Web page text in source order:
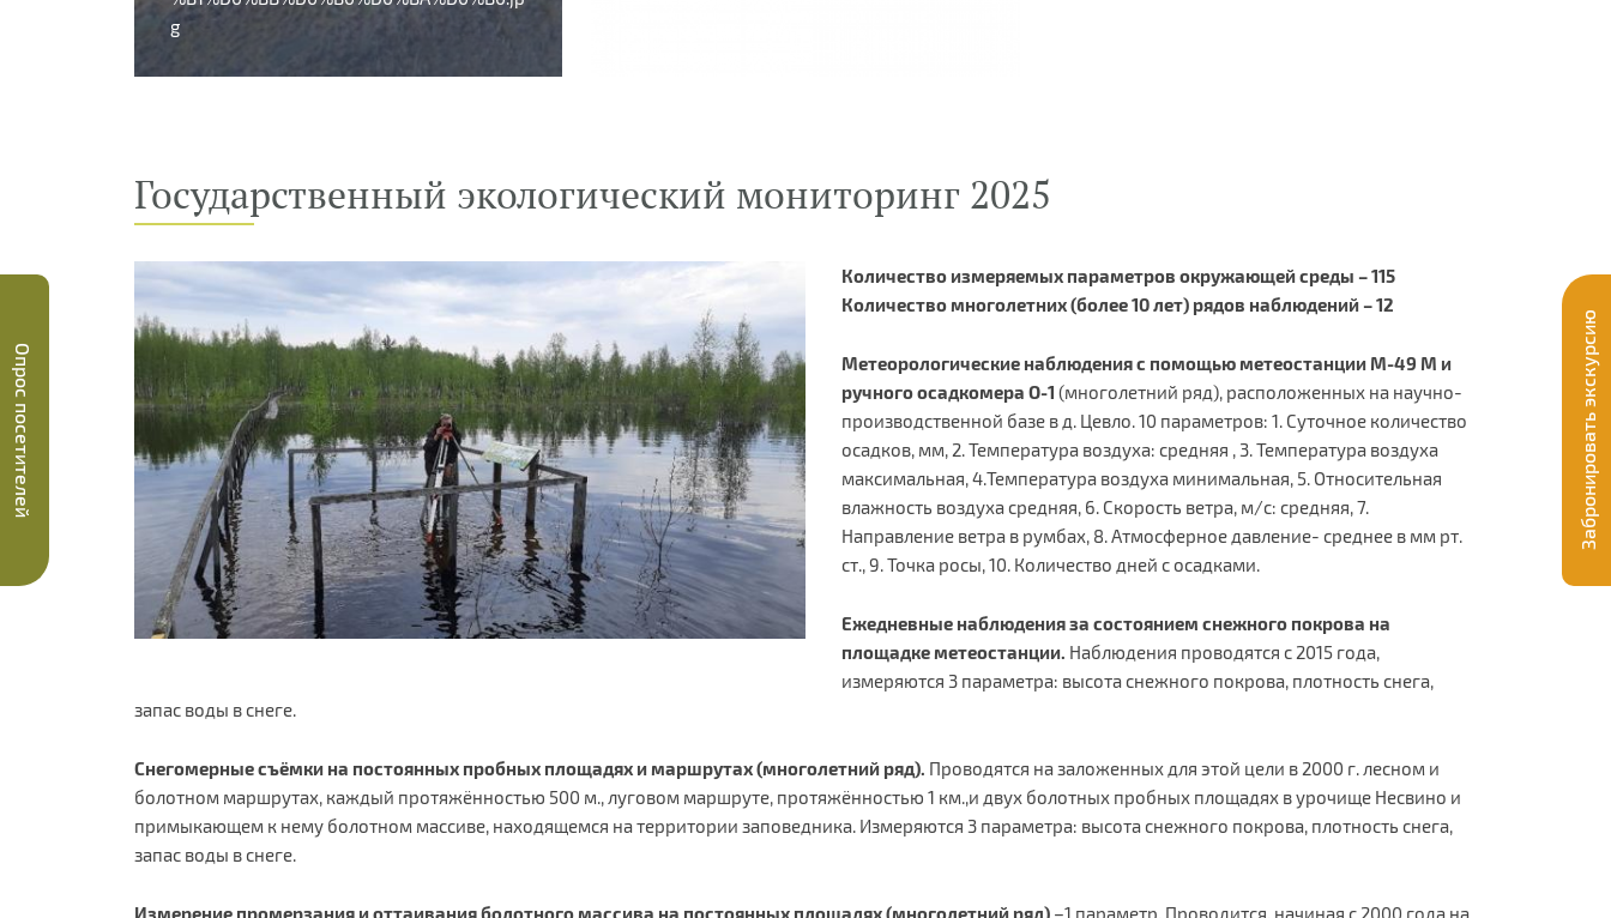
g
Государственный экологический мониторинг 2025
Количество измеряемых параметров окружающей среды – 115
Количество многолетних (более 10 лет) рядов наблюдений – 12
Метеорологические наблюдения с помощью метеостанции М-49 М и
ручного осадкомера О-1 (многолетний ряд), расположенных на научно-
производственной базе в д. Цевло. 10 параметров: 1. Суточное количество
осадков, мм, 2. Температура воздуха: средняя , 3. Температура воздуха
максимальная, 4.Температура воздуха минимальная, 5. Относительная
влажность воздуха средняя, 6. Скорость ветра, м/с: средняя, 7.
Направление ветра в румбах, 8. Атмосферное давление- среднее в мм рт.
ст., 9. Точка росы, 10. Количество дней с осадками.
Ежедневные наблюдения за состоянием снежного покрова на
площадке метеостанции. Наблюдения проводятся с 2015 года,
измеряются 3 параметра: высота снежного покрова, плотность снега,
запас воды в снеге.
Снегомерные съёмки на постоянных пробных площадях и маршрутах (многолетний ряд). Проводятся на заложенных для этой цели в 2000 г. лесном и
болотном маршрутах, каждый протяжённостью 500 м., луговом маршруте, протяжённостью 1 км.,и двух болотных пробных площадях в урочище Несвино и
примыкающем к нему болотном массиве, находящемся на территории заповедника. Измеряются 3 параметра: высота снежного покрова, плотность снега,
запас воды в снеге.
Измерение промерзания и оттаивания болотного массива на постоянных площадях (многолетний ряд) –1 параметр. Проводится, начиная с 2000 года на
Забронировать экскурсию
Опрос посетителей